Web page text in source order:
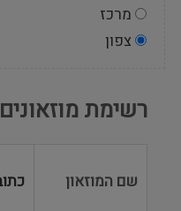
מרכז
צפון
רשימת מוזאונים
שם המוזאון